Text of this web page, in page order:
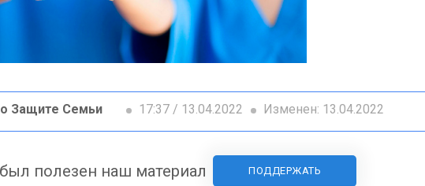
Защите Семьи 17:37 / 13.04.2022 Изменен: 13.04.2022
полезен наш материал ПОДДЕРЖАТЬ